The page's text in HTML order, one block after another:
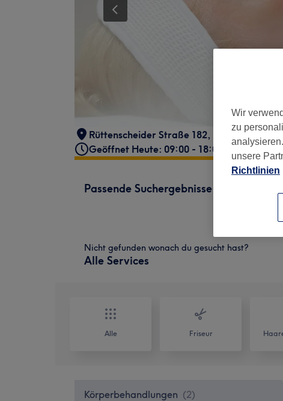
Rüttenscheider Straße 182, Rüttenscheid,
Geöffnet Heute: 09:00 - 18:00
Passende Suchergebnisse
Nicht gefunden wonach du gesucht hast?
Alle Services
Alle Friseur
Körperbehandlungen (2)
Wir
zu
unsere
Richtlinien